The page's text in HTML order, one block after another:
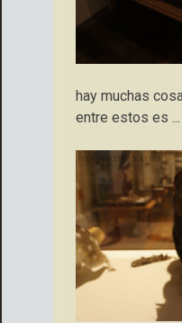
hay muchas
entre estos es ...